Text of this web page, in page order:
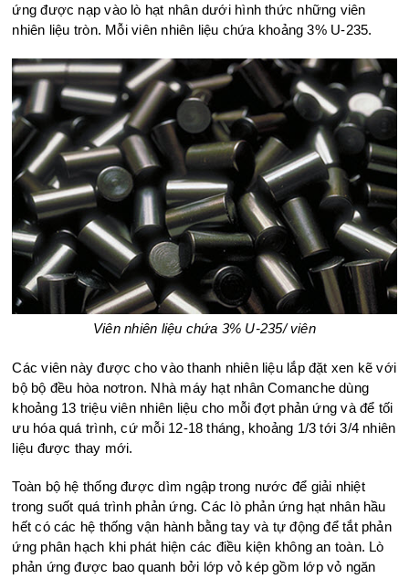
ứng được nạp vào lò hạt nhân dưới hình thức những viên
nhiên liệu tròn. Mỗi viên nhiên liệu chứa khoảng 3% U-235.
Viên nhiên liệu chứa 3% U-235/ viên​
Các viên này được cho vào thanh nhiên liệu lắp đặt xen kẽ với
bộ bộ đều hòa nơtron. Nhà máy hạt nhân Comanche dùng
khoảng 13 triệu viên nhiên liệu cho mỗi đợt phản ứng và để tối
ưu hóa quá trình, cứ mỗi 12-18 tháng, khoảng 1/3 tới 3/4 nhiên
liệu được thay mới.
Toàn bộ hệ thống được dìm ngập trong nước để giải nhiệt
trong suốt quá trình phản ứng. Các lò phản ứng hạt nhân hầu
hết có các hệ thống vận hành bằng tay và tự động để tắt phản
ứng phân hạch khi phát hiện các điều kiện không an toàn. Lò
phản ứng được bao quanh bởi lớp vỏ kép gồm lớp vỏ ngăn